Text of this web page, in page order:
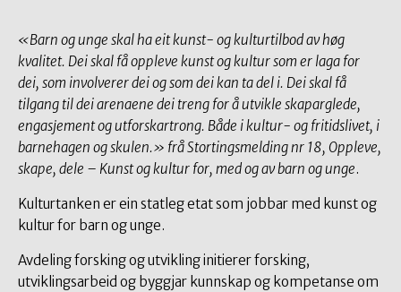
«Barn og unge skal ha eit kunst- og kulturtilbod av høg
kvalitet. Dei skal få oppleve kunst og kultur som er laga for
dei, som involverer dei og som dei kan ta del i. Dei skal få
tilgang til dei arenaene dei treng for å utvikle skaparglede,
engasjement og utforskartrong. Både i kultur- og fritidslivet, i
barnehagen og skulen.» frå Stortingsmelding nr 18, Oppleve,
skape, dele – Kunst og kultur for, med og av barn og unge.
Kulturtanken er ein statleg etat som jobbar med kunst og
kultur for barn og unge.
Avdeling forsking og utvikling initierer forsking,
utviklingsarbeid og byggjar kunnskap og kompetanse om